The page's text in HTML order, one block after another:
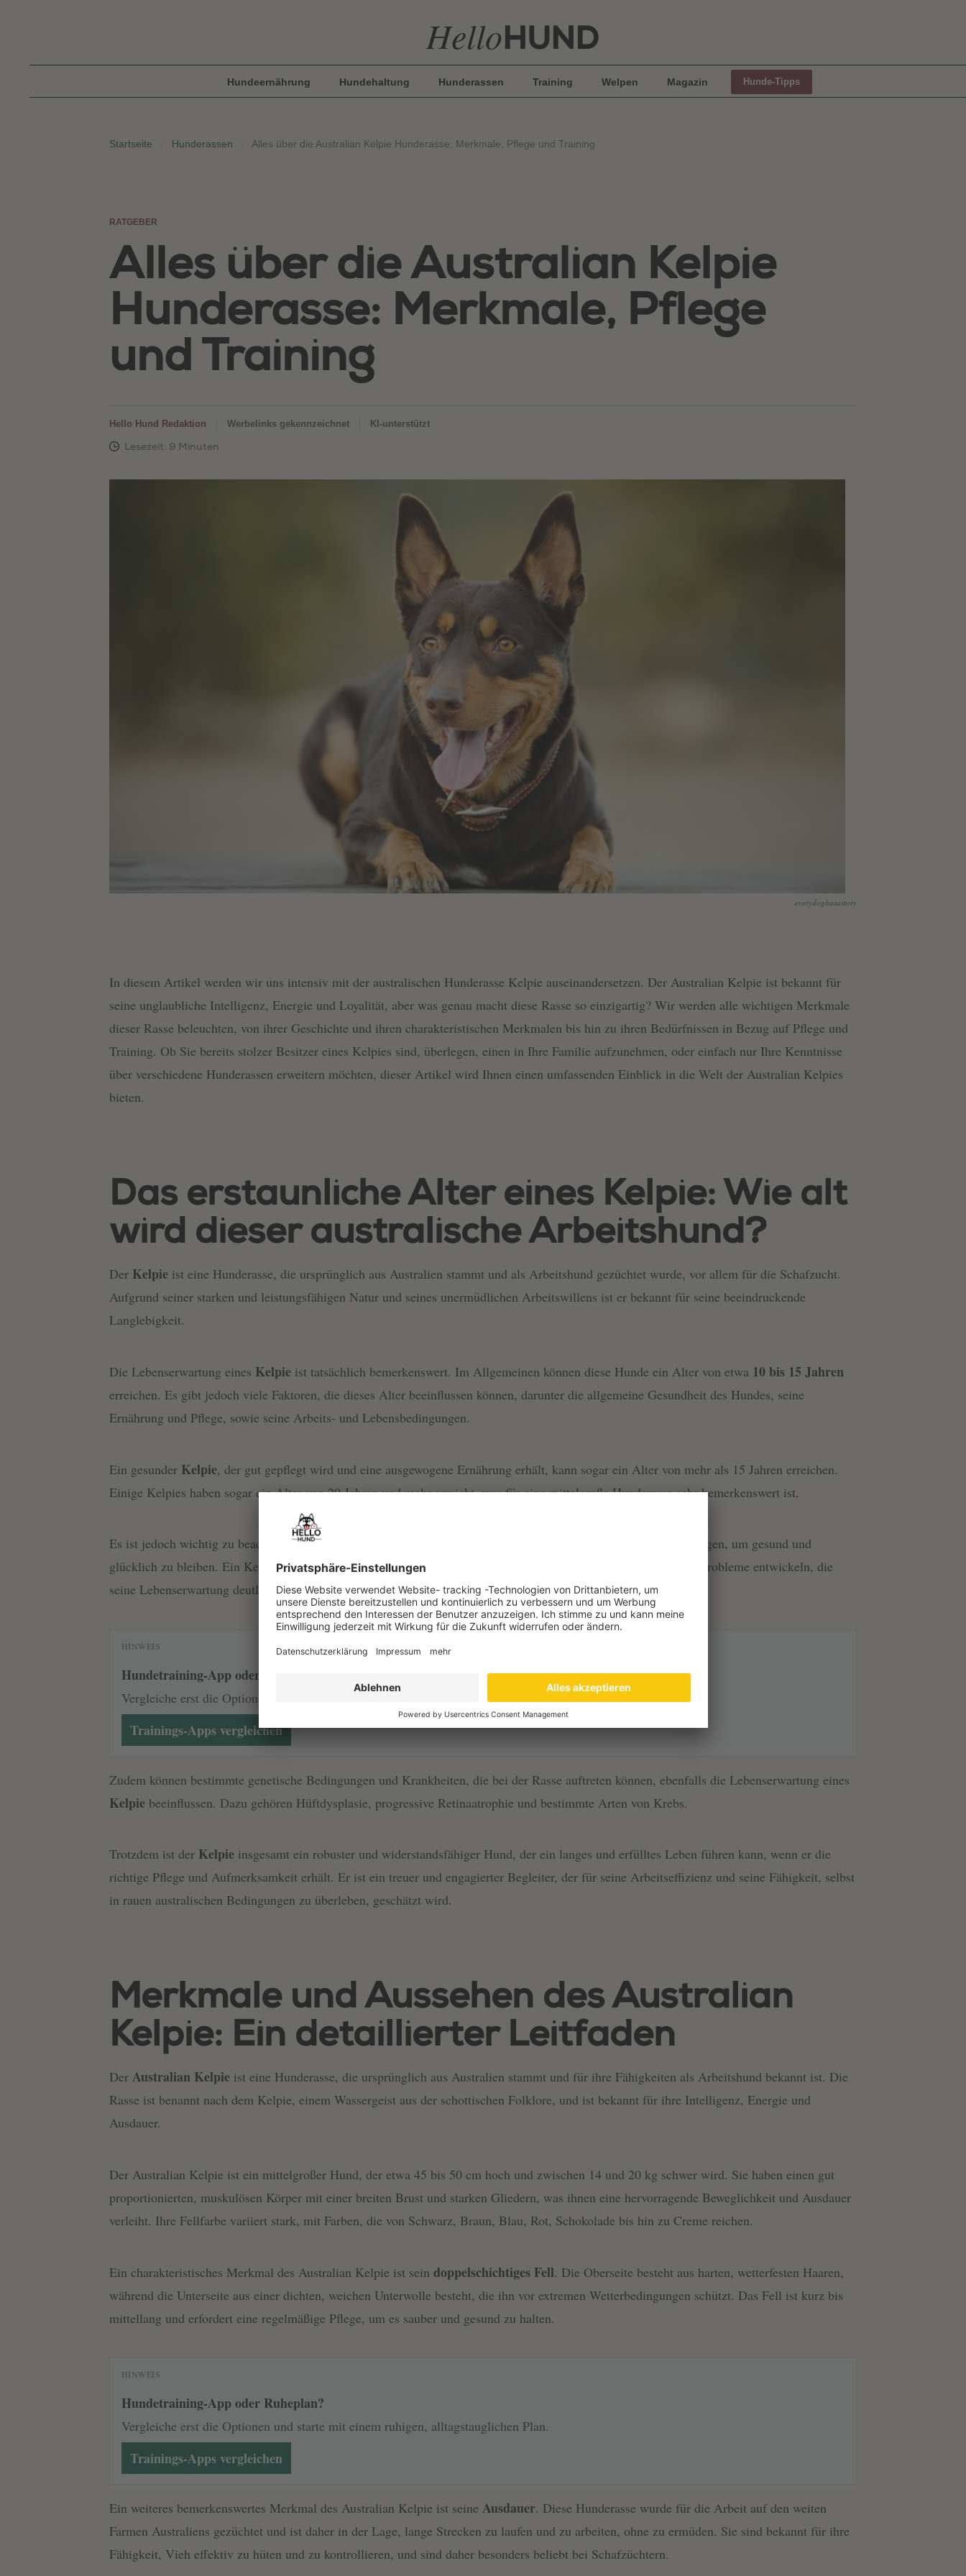
HelloHUND
Hundeernährung Hundehaltung Hunderassen Training Welpen Magazin Hunde-Tipps
Startseite Hunderassen Alles über die Australian Kelpie Hunderasse: Merkmale, Pflege und Training
RATGEBER
Alles über die Australian Kelpie
Hunderasse: Merkmale, Pflege
und Training
Hello Hund Redaktion Werbelinks gekennzeichnet KI-unterstützt
everydoghasastory
In diesem Artikel werden wir uns intensiv mit der australischen Hunderasse Kelpie auseinandersetzen. Der Australian Kelpie ist bekannt für
seine unglaubliche Intelligenz, Energie und Loyalität, aber was genau macht diese Rasse so einzigartig? Wir werden alle wichtigen Merkmale
dieser Rasse beleuchten, von ihrer Geschichte und ihren charakteristischen Merkmalen bis hin zu ihren Bedürfnissen in Bezug auf Pflege und
Training. Ob Sie bereits stolzer Besitzer eines Kelpies sind, überlegen, einen in Ihre Familie aufzunehmen, oder einfach nur Ihre Kenntnisse
über verschiedene Hunderassen erweitern möchten, dieser Artikel wird Ihnen einen umfassenden Einblick in die Welt der Australian Kelpies
bieten.
Das erstaunliche Alter eines Kelpie: Wie alt
wird dieser australische Arbeitshund?
Der Kelpie ist eine Hunderasse, die ursprünglich aus Australien stammt und als Arbeitshund gezüchtet wurde, vor allem für die Schafzucht.
Aufgrund seiner starken und leistungsfähigen Natur und seines unermüdlichen Arbeitswillens ist er bekannt für seine beeindruckende
Langlebigkeit.
Die Lebenserwartung eines Kelpie ist tatsächlich bemerkenswert. Im Allgemeinen können diese Hunde ein Alter von etwa 10 bis 15 Jahren
erreichen. Es gibt jedoch viele Faktoren, die dieses Alter beeinflussen können, darunter die allgemeine Gesundheit des Hundes, seine
Ernährung und Pflege, sowie seine Arbeits- und Lebensbedingungen.
Ein gesunder Kelpie, der gut gepflegt wird und eine ausgewogene Ernährung erhält, kann sogar ein Alter von mehr als 15 Jahren erreichen.
Einige Kelpies haben sogar ein Alter von 20 Jahren und mehr erreicht, was für eine mittelgroße Hunderasse sehr bemerkenswert ist.
Es ist jedoch wichtig zu beachten, dassArbeitshunde
wie der Kelpie ein aktives und stimulierendes Leben benötigen, um gesund und
glücklich zu bleiben. Ein Kelpie, der unterfordert ist und nicht genug Bewegung bekommt, kann gesundheitliche Probleme entwickeln, die
seine Lebenserwartung deutlich verkürzen können.
HINWEIS
Hundetraining-App oder Ruheplan?
Vergleiche erst die Optionen und starte mit einem ruhigen, alltagstauglichen Plan.
Trainings-Apps vergleichen
Zudem können bestimmte genetische Bedingungen und Krankheiten, die bei der Rasse auftreten können, ebenfalls die Lebenserwartung eines
Kelpie beeinflussen. Dazu gehören Hüftdysplasie, progressive Retinaatrophie und bestimmte Arten von Krebs.
Trotzdem ist der Kelpie insgesamt ein robuster und widerstandsfähiger Hund, der ein langes und erfülltes Leben führen kann, wenn er die
richtige Pflege und Aufmerksamkeit erhält. Er ist ein treuer und engagierter Begleiter, der für seine Arbeitseffizienz und seine Fähigkeit, selbst
in rauen australischen Bedingungen zu überleben, geschätzt wird.
Merkmale und Aussehen des Australian
Kelpie: Ein detaillierter Leitfaden
Der Australian Kelpie ist eine Hunderasse, die ursprünglich aus Australien stammt und für ihre Fähigkeiten als Arbeitshund bekannt ist. Die
Rasse ist benannt nach dem Kelpie, einem Wassergeist aus der schottischen Folklore, und ist bekannt für ihre Intelligenz, Energie und
Ausdauer.
Der Australian Kelpie ist ein mittelgroßer Hund, der etwa 45 bis 50 cm hoch und zwischen 14 und 20 kg schwer wird. Sie haben einen gut
proportionierten, muskulösen Körper mit einer breiten Brust und starken Gliedern, was ihnen eine hervorragende Beweglichkeit und Ausdauer
verleiht. Ihre Fellfarbe variiert stark, mit Farben, die von Schwarz, Braun, Blau, Rot, Schokolade bis hin zu Creme reichen.
Ein charakteristisches Merkmal des Australian Kelpie ist sein doppelschichtiges Fell. Die Oberseite besteht aus harten, wetterfesten Haaren,
während die Unterseite aus einer dichten, weichen Unterwolle besteht, die ihn vor extremen Wetterbedingungen schützt. Das Fell ist kurz bis
mittellang und erfordert eine regelmäßige Pflege, um es sauber und gesund zu halten.
HINWEIS
Hundetraining-App oder Ruheplan?
Vergleiche erst die Optionen und starte mit einem ruhigen, alltagstauglichen Plan.
Trainings-Apps vergleichen
Ein weiteres bemerkenswertes Merkmal des Australian Kelpie ist seine Ausdauer. Diese Hunderasse wurde für die Arbeit auf den weiten
Farmen Australiens gezüchtet und ist daher in der Lage, lange Strecken zu laufen und zu arbeiten, ohne zu ermüden. Sie sind bekannt für ihre
Fähigkeit, Vieh effektiv zu hüten und zu kontrollieren, und sind daher besonders beliebt bei Schafzüchtern.